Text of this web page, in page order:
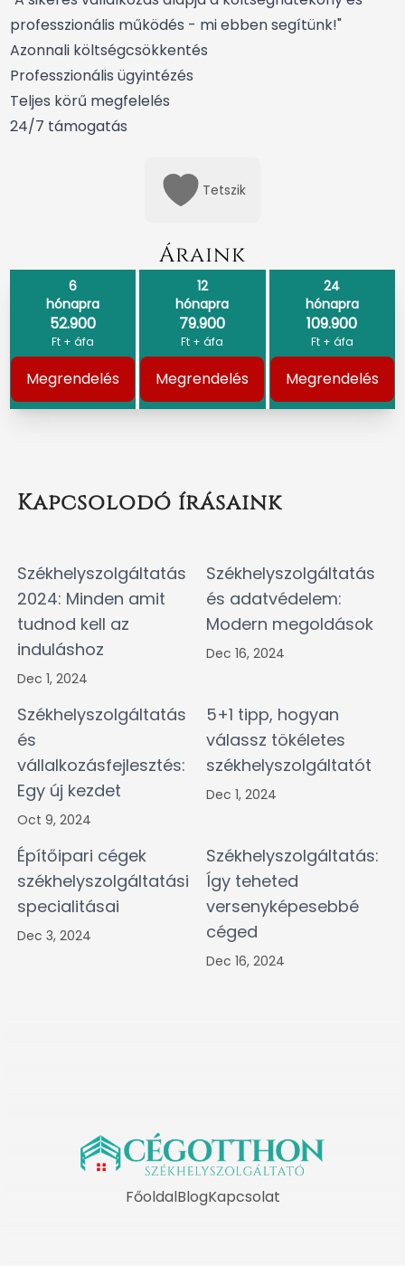
professzionális működés - mi ebben segítünk!"
Azonnali költségcsökkentés
Professzionális ügyintézés
Teljes körű megfelelés
24/7 támogatás
Tetszik
Áraink
6
hónapra
52.900
Ft + áfa
Megrendelés
12
hónapra
79.900
Ft + áfa
Megrendelés
24
hónapra
109.900
Ft + áfa
Megrendelés
Kapcsolodó írásaink
Székhelyszolgáltatás
2024: Minden amit
tudnod kell az
induláshoz
Dec 1, 2024
Székhelyszolgáltatás
és adatvédelem:
Modern megoldások
Dec 16, 2024
Székhelyszolgáltatás
és
vállalkozásfejlesztés:
Egy új kezdet
Oct 9, 2024
5+1 tipp, hogyan
válassz tökéletes
székhelyszolgáltatót
Dec 1, 2024
Építőipari cégek
székhelyszolgáltatási
specialitásai
Dec 3, 2024
Székhelyszolgáltatás:
Így teheted
versenyképesebbé
céged
Dec 16, 2024
FőoldalBlogKapcsolat